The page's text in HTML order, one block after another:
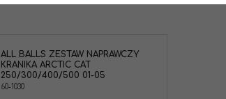
ALL BALLS ZESTAW NAPRAWCZY
KRANIKA ARCTIC CAT
250/300/400/500 01-05
60-1030